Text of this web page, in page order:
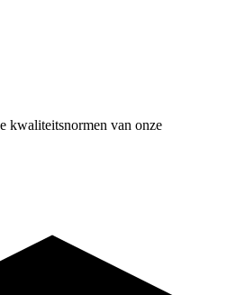
kwaliteitsnormen van onze